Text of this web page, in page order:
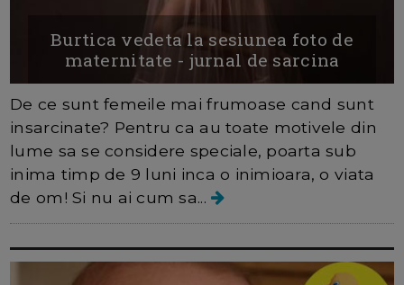
Burtica vedeta la sesiunea foto de
maternitate - jurnal de sarcina
De ce sunt femeile mai frumoase cand sunt
insarcinate? Pentru ca au toate motivele din
lume sa se considere speciale, poarta sub
inima timp de 9 luni inca o inimioara, o viata
de om! Si nu ai cum sa...